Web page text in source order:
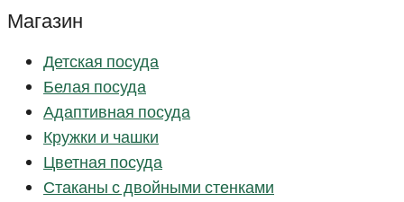
Магазин
Детская посуда
Белая посуда
Адаптивная посуда
Кружки и чашки
Цветная посуда
Стаканы с двойными стенками